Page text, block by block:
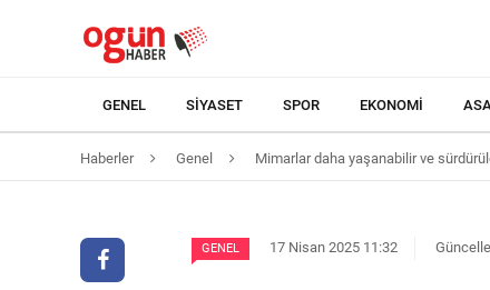
GENEL SIYASET SPOR EKONOMI
Haberler Genel Mimarlar daha yaşanabilir ve
GENEL 17 Nisan 2025 11:32